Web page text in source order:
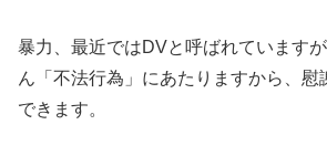
暴力、最近ではDVと呼ばれています
ん「不法行為」にあたりますから、慰
できます。